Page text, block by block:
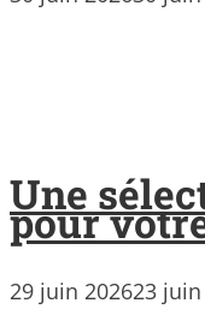
Une
pour
29 juin 202623